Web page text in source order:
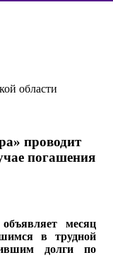
области
проводит
погашения
месяц
в трудной
долги по